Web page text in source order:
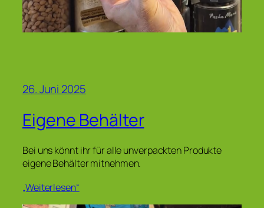
26. Juni 2025
Eigene Behälter
Bei uns könnt ihr für alle unverpackten Produkte
eigene Behälter mitnehmen.
„Weiterlesen“